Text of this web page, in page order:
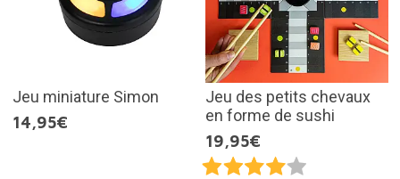
Jeu miniature Simon
14,95€
Jeu des petits chevaux
en forme de sushi
19,95€